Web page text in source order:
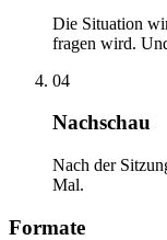
Die Situation
fragen wird.
04
Nachschau
Nach der
Mal.
Formate